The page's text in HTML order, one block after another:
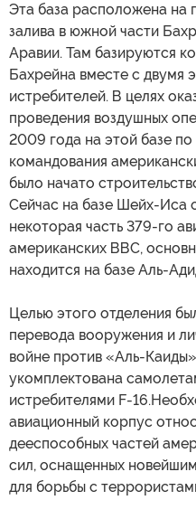
Эта база расположена на
залива в южной части
Аравии. Там базируются
Бахрейна вместе с двумя
истребителей. В целях
проведения воздушных
2009 года на этой базе
командования
было начато
Сейчас на базе Шейх-Иса
некоторая часть 379-го
американских ВВС,
находится на базе Аль-
Целью этого отделения
перевода вооружения и
войне против «Аль-
укомплектована
истребителями F-
авиационный корпус
дееспособных частей
сил, оснащенных
для борьбы с